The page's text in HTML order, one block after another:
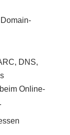
DNS,
Online-